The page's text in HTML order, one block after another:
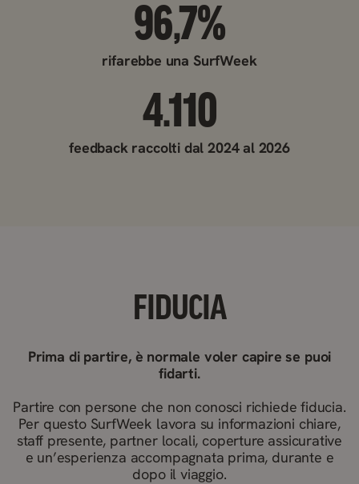
96,7%
rifarebbe una SurfWeek
4.110
feedback raccolti dal 2024 al 2026
FIDUCIA
Prima di partire, è normale voler capire se puoi
fidarti.
Partire con persone che non conosci richiede fiducia.
Per questo SurfWeek lavora su informazioni chiare,
staff presente, partner locali, coperture assicurative
e un’esperienza accompagnata prima, durante e
dopo il viaggio.